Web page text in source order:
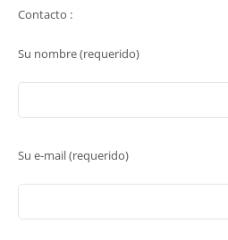
Contacto :
Su nombre (requerido)
Su e-mail (requerido)